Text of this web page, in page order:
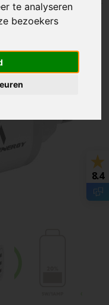
te analyseren
bezoekers
8.4